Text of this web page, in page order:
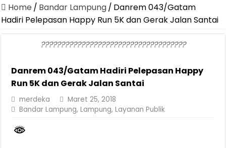
Pemprov Lampung Berhasil Kendalikan Inflasi, Jadi Provinsi
Pastikan Pelayanan Maksimal, Direksi Jasa Raharja Tinjau Korban
Dirut Jasa Raharja Dampingi Wamenhub Tinjau Penanganan
Jasa Raharja Jamin Seluruh Korban Kebakaran KM Mutiara
Home / Bandar Lampung/ Danrem 043/Gatam
Hadiri Pelepasan Happy Run 5K dan Gerak Jalan Santai
????????????????????????????????????
Danrem 043/Gatam Hadiri Pelepasan Happy
Run 5K dan Gerak Jalan Santai
merdeka
Maret 25, 2018
Bandar Lampung,Lampung,Layanan Publik